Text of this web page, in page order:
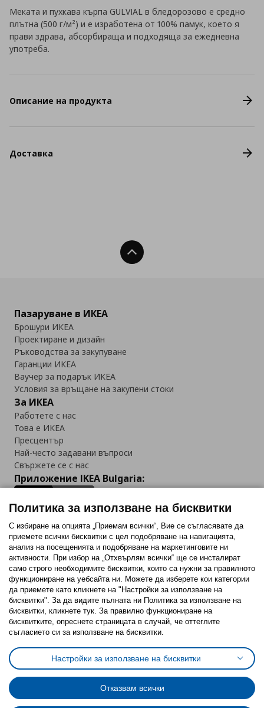
Меката и пухкава кърпа GULVIAL в бледорозово е средно
плътна (500 г/м²) и е изработена от 100% памук, което я
прави здрава, абсорбираща и подходяща за ежедневна
употреба.
Описание на продукта
Доставка
Нагоре
Пазаруване в ИКЕА
Брошури ИКЕА
Проектиране и дизайн
Ръководства за закупуване
Гаранции ИКЕА
Ваучер за подарък ИКЕА
Условия за връщане на закупени стоки
За ИКЕА
Работете с нас
Това е ИКЕА
Пресцентър
Най-често задавани въпроси
Свържете се с нас
Приложение IKEA Bulgaria:
Последвайте ни:
FacebookTwitterYoutubePinterestInstagram
Политика за използване на бисквитки (Cookies)
Избор на настройки за използване на бисквитки
Условия за ползване на ikea.bgОбща политика за личните данни
Политика за защита на личните данни на ikea.bg
Общи условия на програма IKEA Family
Политика за защита на лични данни на програма IKEA Family
Политика за използване на бисквитки
С избиране на опцията „Приемам всички“, Вие се съгласявате да
приемете всички бисквитки с цел подобряване на навигацията,
анализ на посещенията и подобряване на маркетинговите ни
активности. При избор на „Отхвърлям всички“ ще се инсталират
само строго необходимитe бисквитки, които са нужни за правилното
функциониране на уебсайта ни. Можете да изберете кои категории
да приемете като кликнете на "Настройки за използване на
бисквитки". За да видите пълната ни Политика за използване на
бисквитки, кликнете тук. За правилно функциониране на
бисквитките, опреснете страницата в случай, че оттеглите
съгласието си за използване на бисквитки.
Настройки за използване на бисквитки
Отказвам всички